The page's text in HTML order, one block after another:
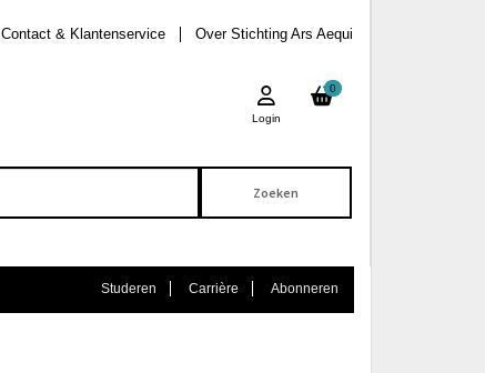
Over Stichting Ars Aequi
Contact & Klantenservice
0
Login
Studeren Carrière Abonneren